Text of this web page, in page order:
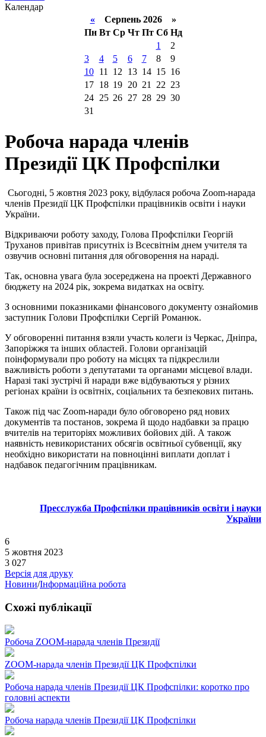
Календар
«Серпень 2026 »
Пн Вт Ср Чт Пт Сб Нд
1
2
3
4 5 6 7 8
9
10
11 12 13 14 15 16
17
18 19 20 21 22 23
24
25 26 27 28 29 30
31
Робоча нарада членів
Президії ЦК Профспілки
Сьогодні, 5 жовтня 2023 року, відбулася робоча Zoom-нарада
членів Президії ЦК Профспілки працівників освіти і науки
України.
Відкриваючи роботу заходу, Голова Профспілки Георгій
Труханов привітав присутніх із Всесвітнім днем учителя та
озвучив основні питання для обговорення на нараді.
Так, основна увага була зосереджена на проекті Державного
бюджету на 2024 рік, зокрема видатках на освіту.
З основними показниками фінансового документу ознайомив
заступник Голови Профспілки Сергій Романюк.
У обговоренні питання взяли участь колеги із Черкас, Дніпра,
Запоріжжя та інших областей. Голови організацій
поінформували про роботу на місцях та підкреслили
важливість роботи з депутатами та органами місцевої влади.
Наразі такі зустрічі й наради вже відбуваються у різних
регіонах країни із освітніх, соціальних та безпекових питань.
Також під час Zoom-наради було обговорено ряд нових
документів та постанов, зокрема й щодо надбавки за працю
вчителів на територіях можливих бойових дій. А також
наявність невикористаних обсягів освітньої субвенції, яку
необхідно використати на повноцінні виплати доплат і
надбавок педагогічним працівникам.
Пресслужба Профспілки працівників освіти і науки
України
6
5 жовтня 2023
3 027
Версія для друку
Новини/Інформаційна робота
Схожі публікації
Робоча ZOOM-нарада членів Президії
ZOOM-нарада членів Президії ЦК Профспілки
Робоча нарада членів Президії ЦК Профспілки: коротко про
головні аспекти
Робоча нарада членів Президії ЦК Профспілки